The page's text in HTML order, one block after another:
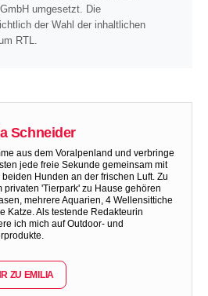
umgesetzt. Die
der Wahl der inhaltlichen
RTL.
Schneider
aus dem Voralpenland und verbringe
jede freie Sekunde gemeinsam mit
Hunden an der frischen Luft. Zu
privaten 'Tierpark' zu Hause gehören
mehrere Aquarien, 4 Wellensittiche
Katze. Als testende Redakteurin
ich mich auf Outdoor- und
ZU EMILIA